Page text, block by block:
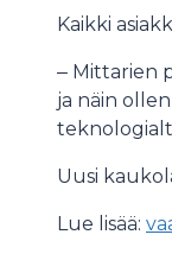
Kaikki
‒ Mittarien
ja näin
Uusi
Lue lisää: